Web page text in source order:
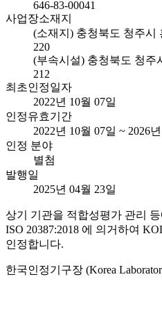
646-83-00041
사업장소재지
(소재지) 충청북도 청주시
220
(부속시설) 충청북도 청주
212
최초인정일자
2022년 10월 07일
인정유효기간
2022년 10월 07일 ~ 2026
인정 분야
별첨
발행일
2025년 04월 23일
상기 기관을 적합성평가 관리
ISO 20387:2018 에 의거하여
인정합니다.
한국인정기구장 (Korea